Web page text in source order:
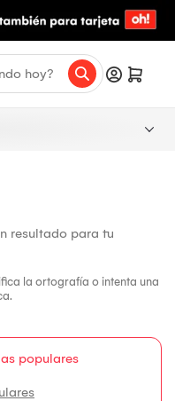
resultado para tu
la ortografía o intenta una
populares